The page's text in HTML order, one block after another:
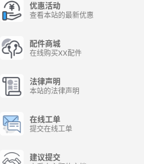
优惠活动
查看本站的最新优惠
配件商城
在线购买XX配件
法律声明
本站的法律声明
在线工单
提交在线工单
建议提交